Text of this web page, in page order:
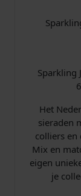
Sparkling
Het
sieraden
colliers en
Mix en
eigen
je